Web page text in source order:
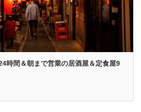
時間＆朝まで営業の居酒屋＆定食屋9